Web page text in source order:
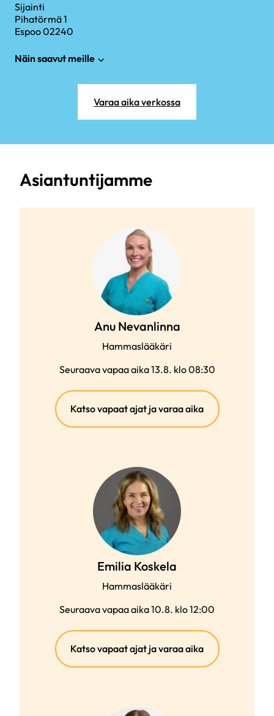
Varaa aika verkossa
Sijainti
Pihatörmä 1
Espoo 02240
Näin saavut meille
Asiantuntijamme
Anu Nevanlinna
Hammaslääkäri
Seuraava vapaa aika 13.8. klo 08:30
Katso vapaat ajat ja varaa aika(ulkoinen
linkki)
Emilia Koskela
Hammaslääkäri
Seuraava vapaa aika 10.8. klo 12:00
Katso vapaat ajat ja varaa aika(ulkoinen
linkki)